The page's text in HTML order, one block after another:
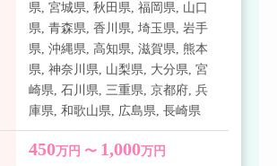
県,宮城県,秋田県,福岡県, 山口
県,青森県,香川県,埼玉県,岩手
県,沖縄県, 高知県,滋賀県,熊本
県,神奈川県, 山梨県, 大分県,宮
崎県,石川県,三重県,京都府,兵
庫県,和歌山県, 広島県,長崎県
450万円 〜 1,000万円